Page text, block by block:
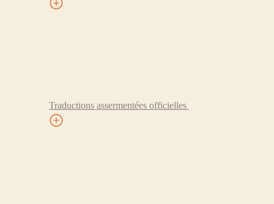
Traductions assermentées officielles